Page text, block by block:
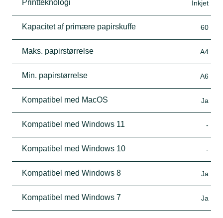
Printteknologi Inkjet
Kapacitet af primære papirskuffe 60
Maks. papirstørrelse A4
Min. papirstørrelse A6
Kompatibel med MacOS Ja
Kompatibel med Windows 11 -
Kompatibel med Windows 10 -
Kompatibel med Windows 8 Ja
Kompatibel med Windows 7 Ja